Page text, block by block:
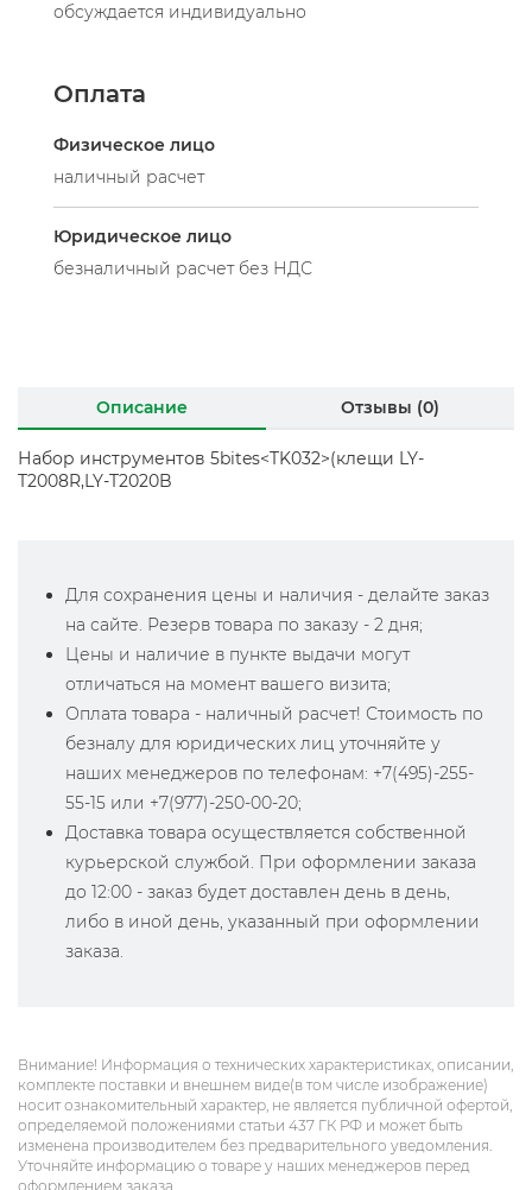
обсуждается индивидуально
Оплата
Физическое лицо
наличный расчет
Юридическое лицо
безналичный расчет без НДС
Описание Отзывы (0)
Набор инструментов 5bites<TK032>(клещи LY-
T2008R,LY-T2020B
Для сохранения цены и наличия - делайте заказ
на сайте. Резерв товара по заказу - 2 дня;
Цены и наличие в пункте выдачи могут
отличаться на момент вашего визита;
Оплата товара - наличный расчет! Стоимость по
безналу для юридических лиц уточняйте у
наших менеджеров по телефонам: +7(495)-255-
55-15 или +7(977)-250-00-20;
Доставка товара осуществляется собственной
курьерской службой. При оформлении заказа
до 12:00 - заказ будет доставлен день в день,
либо в иной день, указанный при оформлении
заказа.
Внимание! Информация о технических характеристиках, описании,
комплекте поставки и внешнем виде(в том числе изображение)
носит ознакомительный характер, не является публичной офертой,
определяемой положениями статьи 437 ГК РФ и может быть
изменена производителем без предварительного уведомления.
Уточняйте информацию о товаре у наших менеджеров перед
оформлением заказа.